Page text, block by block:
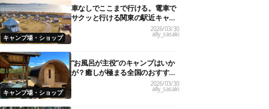
キャンプ場・ショップ
車なしでここまで行ける。電車で
サクッと行ける関東の駅近キャン
プ場18選
2026/03/30
ally_sasaki
キャンプ場・ショップ
“お風呂が主役”のキャンプはいか
が？癒しが極まる全国のおすすめ
キャンプ場10選！
2026/03/30
ally_sasaki